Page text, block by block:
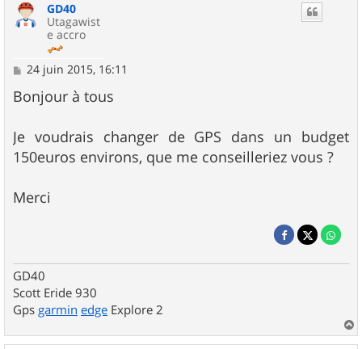
GD40
Utagawist
e accro
M
s
s
g
e
24 juin 2015, 16:11
Bonjour à tous
Je voudrais changer de GPS dans un budget
150euros environs, que me conseilleriez vous ?
Merci
GD40
Scott Eride 930
Gps garmin edge Explore 2
a